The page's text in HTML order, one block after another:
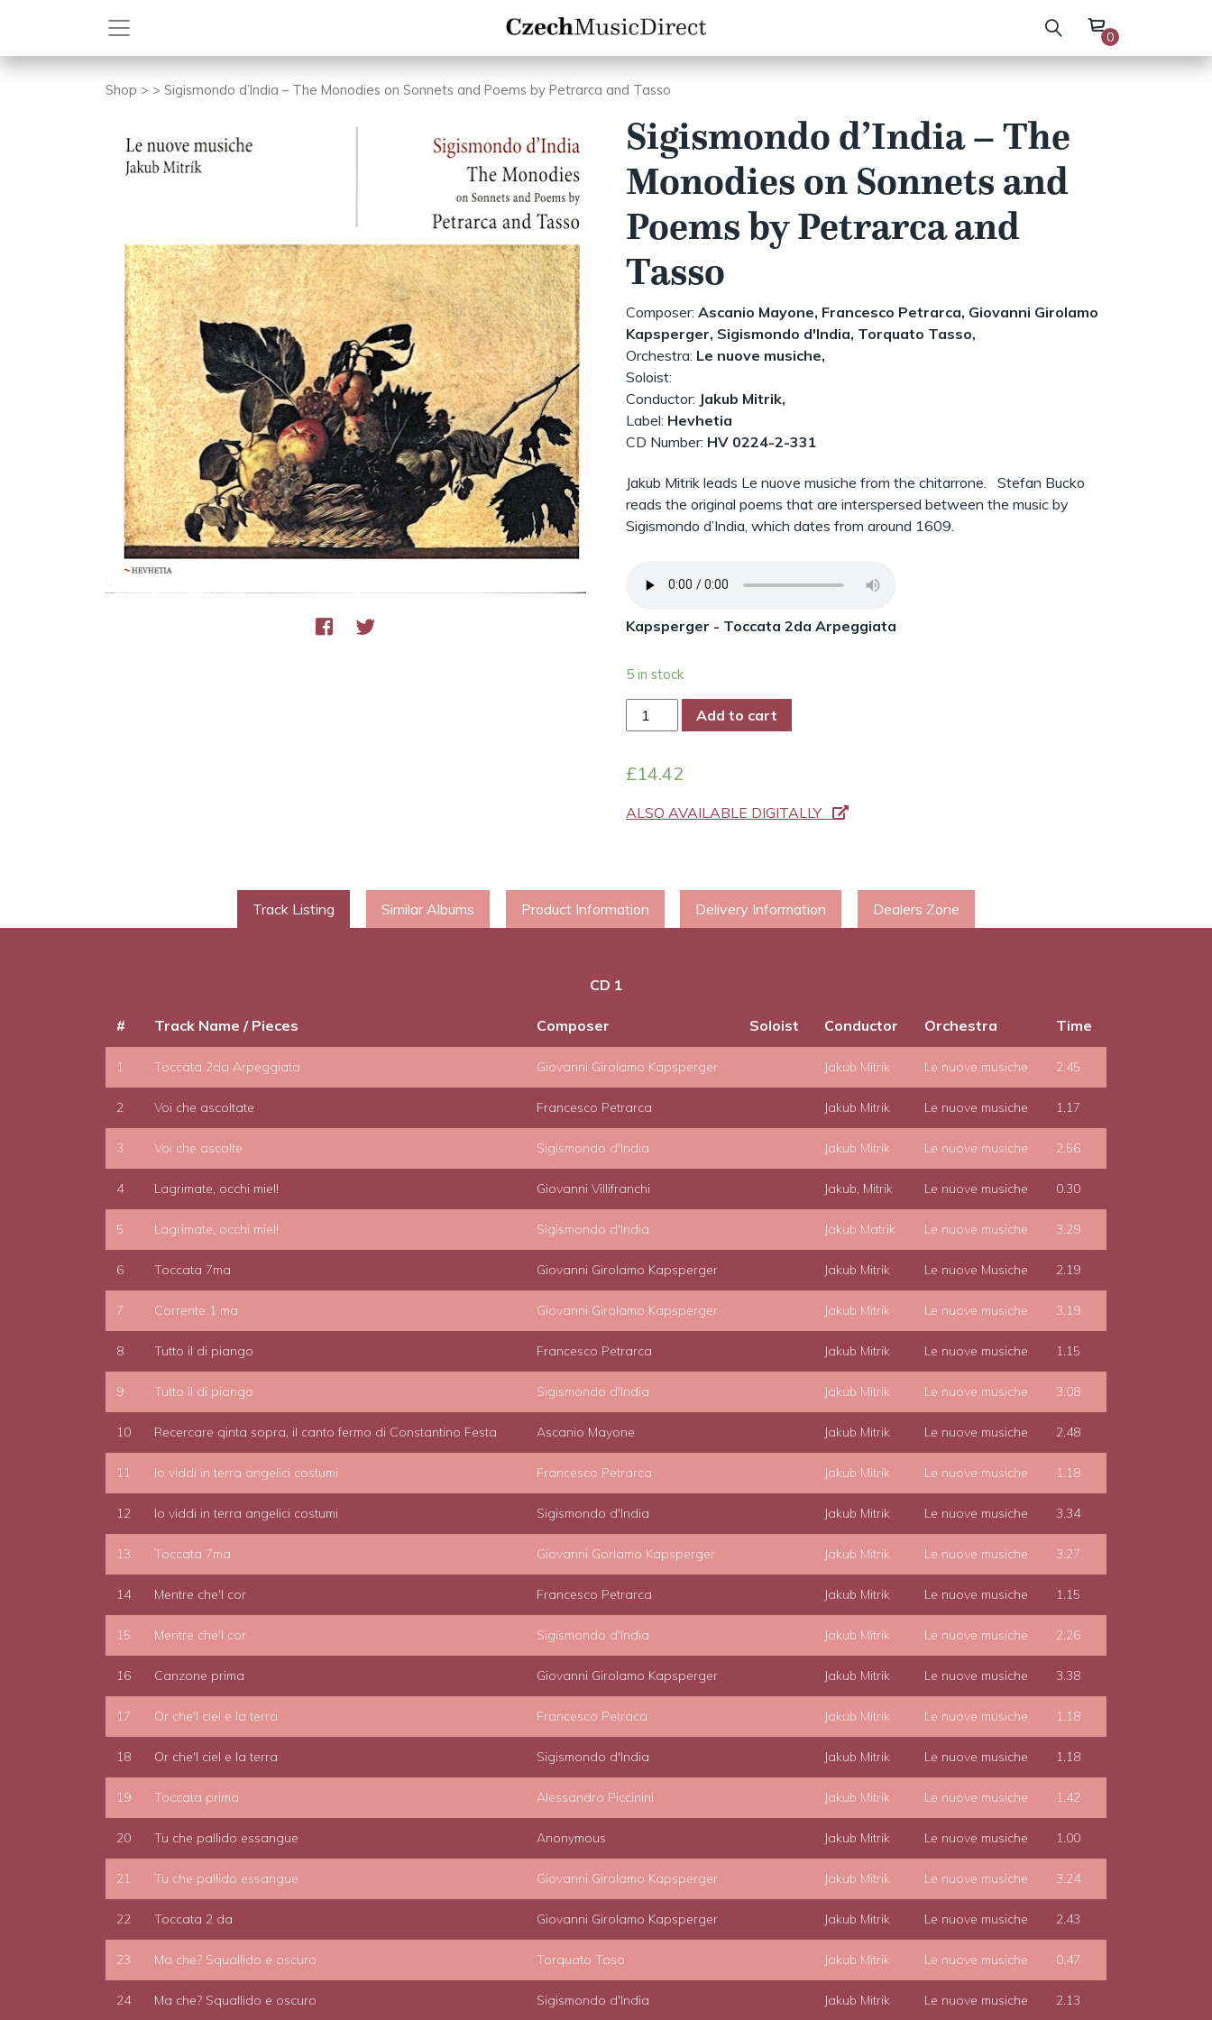
content
0
Shop > > Sigismondo d’India – The Monodies on Sonnets and Poems by Petrarca and Tasso
Sigismondo d’India – The
Monodies on Sonnets and
Poems by Petrarca and
Tasso
Composer:Ascanio Mayone, Francesco Petrarca, Giovanni Girolamo
Kapsperger, Sigismondo d'India, Torquato Tasso,
Orchestra: Le nuove musiche,
Soloist:
Conductor: Jakub Mitrik,
Label: Hevhetia
CD Number: HV 0224-2-331
Jakub Mitrik leads Le nuove musiche from the chitarrone. Stefan Bucko
reads the original poems that are interspersed between the music by
Sigismondo d’India, which dates from around 1609.
Kapsperger - Toccata 2da Arpeggiata
5 in stock
Sigismondo
-
Monodies
and
Poems
quantity
Add to cart
£14.42
ALSO AVAILABLE DIGITALLY
Track Listing Similar Albums Product Information Delivery Information Dealers Zone
CD 1
# Track Name / Pieces Composer Soloist Conductor Orchestra Time
1 Toccata 2da Arpeggiata Giovanni Girolamo Kapsperger Jakub Mitrik Le nuove musiche 2.45
2 Voi che ascoltate Francesco Petrarca Jakub Mitrik Le nuove musiche 1.17
3 Voi che ascolte Sigismondo d'India Jakub Mitrik Le nuove musiche 2.56
4 Lagrimate, occhi miel! Giovanni Villifranchi Jakub, Mitrik Le nuove musiche 0.30
5 Lagrimate, occhi miel! Sigismondo d'India Jakub Matrik Le nuove musiche 3.29
6 Toccata 7ma Giovanni Girolamo Kapsperger Jakub Mitrik Le nuove Musiche 2.19
7 Corrente 1 ma Giovanni Girolamo Kapsperger Jakub Mitrik Le nuove musiche 3.19
8 Tutto il di piango Francesco Petrarca Jakub Mitrik Le nuove musiche 1.15
9 Tutto il di piango Sigismondo d'India Jakub Mitrik Le nuove musiche 3.08
10 Recercare qinta sopra, il canto fermo di Constantino Festa Ascanio Mayone Jakub Mitrik Le nuove musiche 2.48
11 Io viddi in terra angelici costumi Francesco Petrarca Jakub Mitrik Le nuove musiche 1.18
12 Io viddi in terra angelici costumi Sigismondo d'India Jakub Mitrik Le nuove musiche 3.34
13 Toccata 7ma Giovanni Gorlamo Kapsperger Jakub Mitrik Le nuove musiche 3.27
14 Mentre che'l cor Francesco Petrarca Jakub Mitrik Le nuove musiche 1.15
15 Mentre che'l cor Sigismondo d'India Jakub Mitrik Le nuove musiche 2.26
16 Canzone prima Giovanni Girolamo Kapsperger Jakub Mitrik Le nuove musiche 3.38
17 Or che'l ciel e la terra Francesco Petraca Jakub Mitrik Le nuove musiche 1.18
18 Or che'l ciel e la terra Sigismondo d'India Jakub Mitrik Le nuove musiche 1.18
19 Toccata prima Alessandro Piccinini Jakub Mitrik Le nuove musiche 1.42
20 Tu che pallido essangue Anonymous Jakub Mitrik Le nuove musiche 1.00
21 Tu che pallido essangue Giovanni Girolamo Kapsperger Jakub Mitrik Le nuove musiche 3.24
22 Toccata 2 da Giovanni Girolamo Kapsperger Jakub Mitrik Le nuove musiche 2.43
23 Ma che? Squallido e oscuro Torquato Taso Jakub Mitrik Le nuove musiche 0.47
24 Ma che? Squallido e oscuro Sigismondo d'India Jakub Mitrik Le nuove musiche 2.13